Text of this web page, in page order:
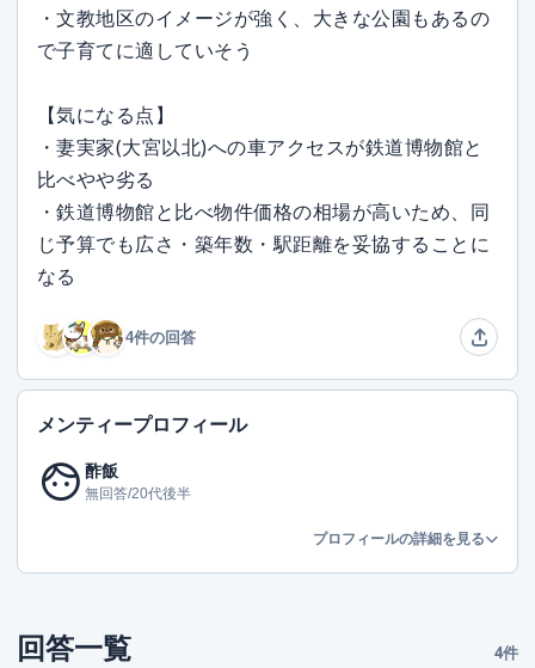
・文教地区のイメージが強く、大きな公園もあるの
で子育てに適していそう
【気になる点】
・妻実家(大宮以北)への車アクセスが鉄道博物館と
比べやや劣る
・鉄道博物館と比べ物件価格の相場が高いため、同
じ予算でも広さ・築年数・駅距離を妥協することに
なる
4件の回答
メンティープロフィール
face 酢飯
無回答/20代後半
プロフィールの詳細を見る
回答一覧 4件